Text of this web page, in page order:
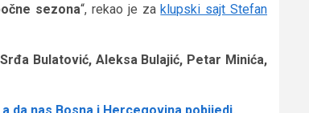
sezona“, rekao je zaklupski sajt Stefan
Srđa Bulatović, Aleksa Bulajić, Petar Minića,